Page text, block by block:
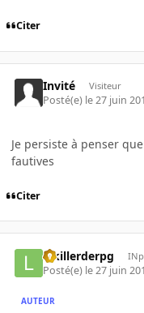
Citer
Invité Visiteur
Posté(e) le 27 juin
Je persiste à penser
fautives
Citer
lekillerderpg
Posté(e) le 27 juin
AUTEUR